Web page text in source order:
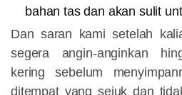
bahan tas dan akan sulit
Dan saran kami setelah
segera angin-anginkan
kering sebelum
ditempat yang sejuk dan